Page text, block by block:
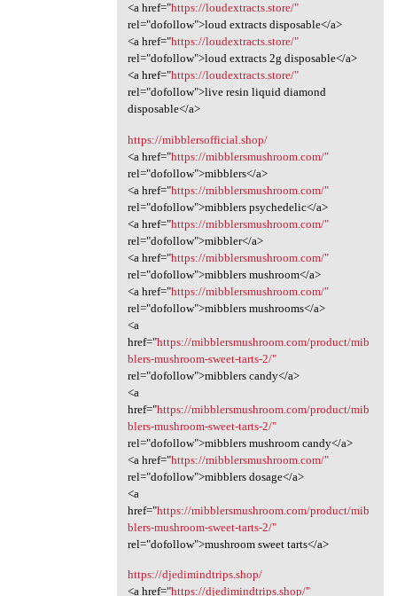
<a href="https://loudextracts.store/"
rel="dofollow">loud extracts disposable</a>
<a href="https://loudextracts.store/"
rel="dofollow">loud extracts 2g disposable</a>
<a href="https://loudextracts.store/"
rel="dofollow">live resin liquid diamond
disposable</a>
https://mibblersofficial.shop/
<a href="https://mibblersmushroom.com/"
rel="dofollow">mibblers</a>
<a href="https://mibblersmushroom.com/"
rel="dofollow">mibblers psychedelic</a>
<a href="https://mibblersmushroom.com/"
rel="dofollow">mibbler</a>
<a href="https://mibblersmushroom.com/"
rel="dofollow">mibblers mushroom</a>
<a href="https://mibblersmushroom.com/"
rel="dofollow">mibblers mushrooms</a>
<a
href="https://mibblersmushroom.com/product/mib
blers-mushroom-sweet-tarts-2/"
rel="dofollow">mibblers candy</a>
<a
href="https://mibblersmushroom.com/product/mib
blers-mushroom-sweet-tarts-2/"
rel="dofollow">mibblers mushroom candy</a>
<a href="https://mibblersmushroom.com/"
rel="dofollow">mibblers dosage</a>
<a
href="https://mibblersmushroom.com/product/mib
blers-mushroom-sweet-tarts-2/"
rel="dofollow">mushroom sweet tarts</a>
https://djedimindtrips.shop/
<a href="https://djedimindtrips.shop/"